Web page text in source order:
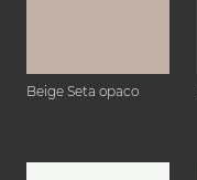
Beige Seta opaco